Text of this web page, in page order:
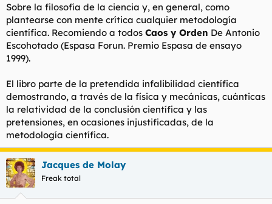
Sobre la filosofía de la ciencia y, en general, como
plantearse con mente crítica cualquier metodología
científica. Recomiendo a todos Caos y Orden De Antonio
Escohotado (Espasa Forun. Premio Espasa de ensayo
1999).
El libro parte de la pretendida infalibilidad científica
demostrando, a través de la física y mecánicas, cuánticas
la relatividad de la conclusión científica y las
pretensiones, en ocasiones injustificadas, de la
metodología científica.
Jacques de Molay
Freak total